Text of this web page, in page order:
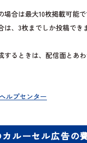
場合は最大10枚掲載可能
は、3枚までしか投稿でき
するときは、配信面とあ
ルプセンター
ルーセル広告の